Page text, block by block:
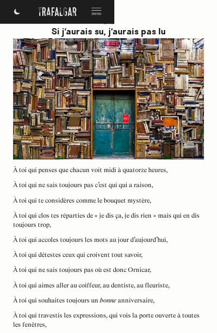
LIRE
Si j’aurais su, j’aurais pas lu
À toi qui penses que chacun voit midi à quatorze heures,
À toi qui ne sais toujours pas c’est qui qui a raison,
À toi qui te considères comme le bouquet mystère,
À toi qui clos tes réparties de « je dis ça, je dis rien » mais qui en dis
toujours trop,
À toi qui accoles toujours les mots au jour d’aujourd’hui,
À toi qui détestes ceux qui croivent tout savoir,
À toi qui ne sais toujours pas où est donc Ornicar,
À toi qui aimes aller au coiffeur, au dentiste, au fleuriste,
À toi qui souhaites toujours unbonneanniversaire,
À toi qui travestis les expressions, qui vois la porte ouverte à toutes
les fenêtres,